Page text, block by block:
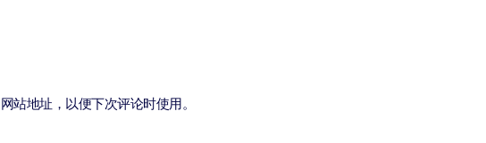
站地址，以便下次评论时使用。